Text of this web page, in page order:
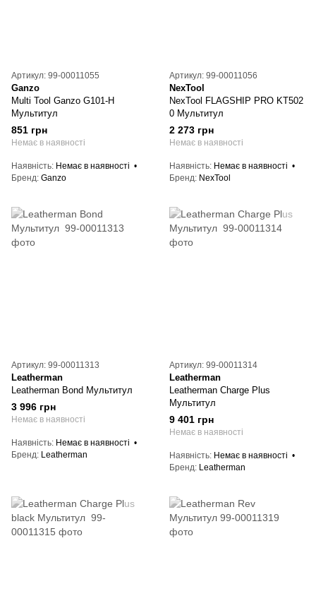
Артикул: 99-00011055
Ganzo
Multi Tool Ganzo G101-H
Мультитул
851 грн
Немає в наявності
Наявність Немає в наявності
Бренд Ganzo
Артикул: 99-00011056
NexTool
NexTool FLAGSHIP PRO KT502
0 Мультитул
2 273 грн
Немає в наявності
Наявність Немає в наявності
Бренд NexTool
Артикул: 99-00011313
Leatherman
Leatherman Bond Мультитул
3 996 грн
Немає в наявності
Наявність Немає в наявності
Бренд Leatherman
Артикул: 99-00011314
Leatherman
Leatherman Charge Plus
Мультитул
9 401 грн
Немає в наявності
Наявність Немає в наявності
Бренд Leatherman